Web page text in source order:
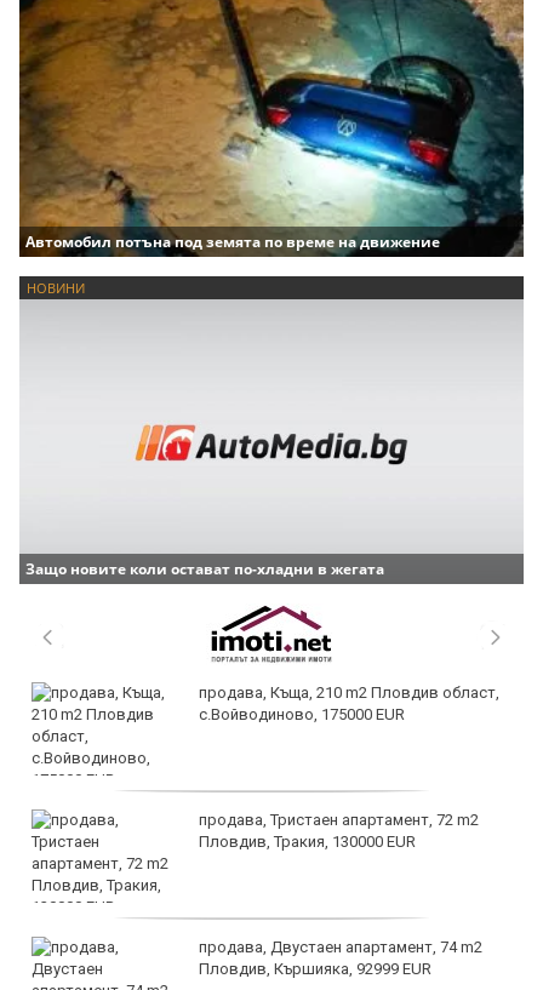
Автомобил потъна под земята по време на движение
НОВИНИ
Защо новите коли остават по-хладни в жегата
продава, Къща, 210 m2 Пловдив област,
с.Войводиново, 175000 EUR
продава, Тристаен апартамент, 72 m2
Пловдив, Тракия, 130000 EUR
продава, Двустаен апартамент, 74 m2
Пловдив, Кършияка, 92999 EUR